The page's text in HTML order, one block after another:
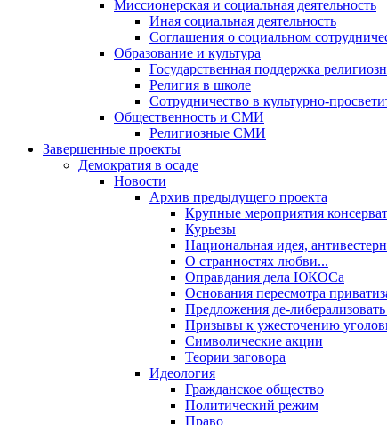
Миссионерская и социальная деятельность
Иная социальная деятельность
Соглашения о социальном
Образование и культура
Государственная поддержка
Религия в школе
Сотрудничество в культурно-
Общественность и СМИ
Религиозные СМИ
Завершенные проекты
Демократия в осаде
Новости
Архив предыдущего проекта
Крупные мероприятия
Курьезы
Национальная идея,
О странностях любви...
Оправдания дела ЮКОСа
Основания пересмотра
Предложения де-
Призывы к ужесточению
Символические акции
Теории заговора
Идеология
Гражданское общество
Политический режим
Право